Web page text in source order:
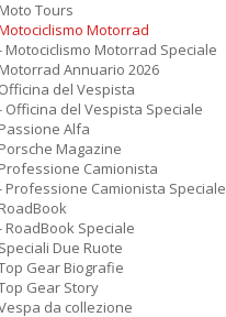
Moto Tours
Motorrad
Motociclismo Motorrad Speciale
Motorrad Annuario 2026
Officina del Vespista
Officina del Vespista Speciale
Passione Alfa
Porsche Magazine
Professione Camionista
Professione Camionista Speciale
RoadBook
RoadBook Speciale
Speciali Due Ruote
Gear Biografie
Gear Story
da collezione